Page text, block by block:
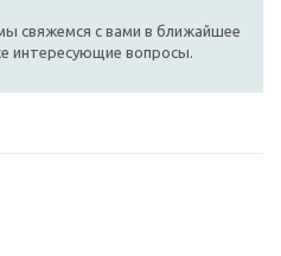
свяжемся с вами в ближайшее
интересующие вопросы.